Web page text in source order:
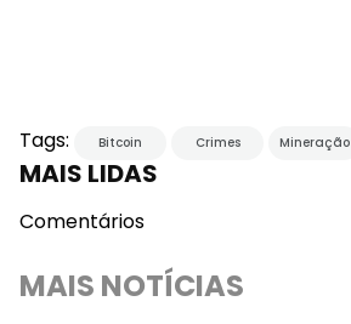
Tags: Bitcoin Crimes Mineração
MAIS LIDAS
Comentários
MAIS NOTÍCIAS